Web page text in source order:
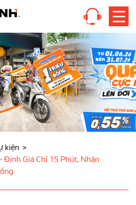
kiện
Định Giá Chỉ 15 Phút, Nhận